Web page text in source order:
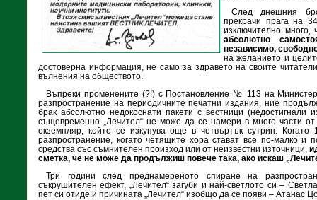
След днешния
прекрачи прага на
изключително много,
абсолютно
независимо,
на желанието и
достоверна информация, не само за здравето на своите
вълнения на обществото.
Въпреки променените (?!) с Постановление № 113 на
разпространение на периодичните печатни издания, ние
брак абсолютно недокоснати пакети с вестници (недостигнали
същевременно „Лечител“ не може да се намери в много части
екземпляр, който се изкупува още в четвъртък сутрин.
разпространение, когато четящите хора стават все по-малко и
средства със съмнителен произход или от неизвестни източници,
сметка, че не може да продължиш повече така, ако искаш
Три години след преднамереното спиране на
съкрушителен ефект, „Лечител“ загуби и най-светлото си –
пет си отиде и причината „Лечител“ изобщо да се появи – Атанас